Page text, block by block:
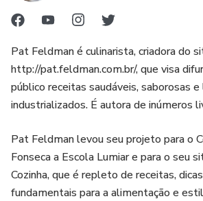
• Orientações de preparo antecipado
presa na cozinha
Para quem quer dar às pessoas que
verdade — gostosa, bonita e feita com
Pat Feldman é culinarista, criadora do
http://pat.feldman.com.br/, que visa
público receitas saudáveis, saborosas
industrializados. É autora de inúmeros
Pat Feldman levou seu projeto para o
Fonseca a Escola Lumiar e para o seu
Cozinha, que é repleto de receitas,
fundamentais para a alimentação e